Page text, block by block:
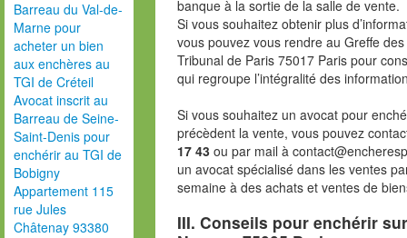
Barreau du Val-de-
Marne pour
acheter un bien
aux enchères au
TGI de Créteil
Avocat inscrit au
Barreau de Seine-
Saint-Denis pour
enchérir au TGI de
Bobigny
Appartement 115
rue Jules
Châtenay 93380
banque à la sortie de la salle de vente.
Si vous souhaitez obtenir plus
vous pouvez vous rendre au Greffe
Tribunal de Paris 75017 Paris pour
qui regroupe l’intégralité des
Si vous souhaitez un avocat pour
précèdent la vente, vous pouvez
17 43 ou par mail à
un avocat spécialisé dans les ventes
semaine à des achats et ventes de
III. Conseils pour enchérir